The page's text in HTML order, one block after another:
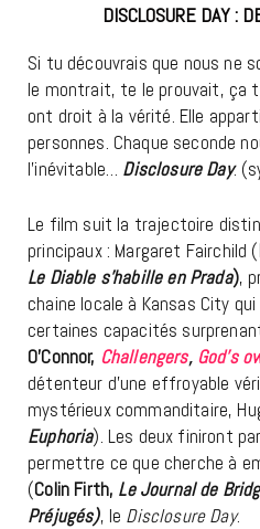
DISCLOSURE DAY :
Si tu découvrais que nous ne
le montrait, te le prouvait, ça
ont droit à la vérité. Elle
personnes. Chaque seconde
l’inévitable… Disclosure Day.
Le film suit la trajectoire
principaux : Margaret Fairchild (
Le Diable s’habille en Prada),
chaine locale à Kansas City
certaines capacités
O’Connor, Challengers, God’s
détenteur d’une effroyable
mystérieux commanditaire,
Euphoria). Les deux finiront
permettre ce que cherche à
(Colin Firth, Le Journal de
Préjugés), le Disclosure Day.